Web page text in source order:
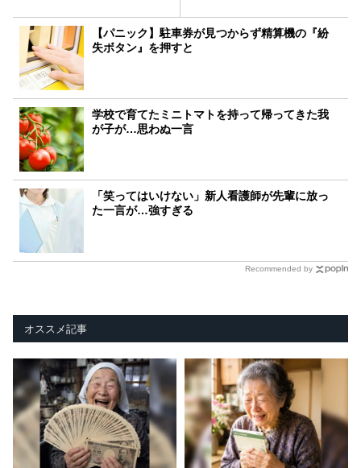
【パニック】駐車券が見つからず精算機の『紛
失ボタン』を押すと
学校で育てたミニトマトを持って帰ってきた我
が子が…思わぬ一言
「笑ってはいけない」新人看護師が先輩に放っ
た一言が…強すぎる
Recommended by
オススメ記事